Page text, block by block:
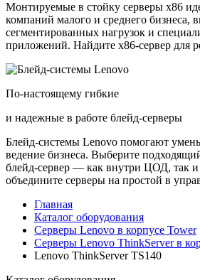
Монтируемые в стойку серверы x86
компаний малого и среднего бизнеса,
сегментированных нагрузок и
приложений. Найдите x86-сервер для
По-настоящему гибкие
и надежные в работе блейд-серверы
Блейд-системы Lenovo помогают
ведение бизнеса. Выберите
блейд-сервер — как внутри ЦОД, так
объедините серверы на простой в
Главная
Каталог оборудования
Серверы Lenovo в корпусе Tower
Серверы Lenovo ThinkServer в
Lenovo ThinkServer TS140